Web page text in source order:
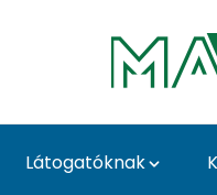
Látogatóknak